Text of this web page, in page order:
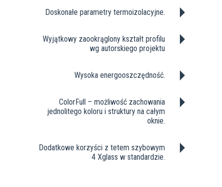
Doskonałe parametry termoizolacyjne.
Wyjątkowy zaookrąglony kształt profilu
wg autorskiego projektu
Wysoka energooszczędność.
ColorFull – możliwość zachowania
jednolitego koloru i struktury na całym
oknie.
Dodatkowe korzyści z tetem szybowym
4 Xglass w standardzie.